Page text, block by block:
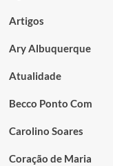
Artigos
Ary Albuquerque
Atualidade
Becco Ponto Com
Carolino Soares
Coração de Maria